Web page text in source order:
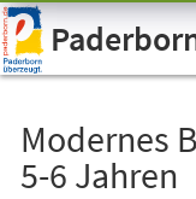
Visuelle
Assistenzsoftware
öffnen.
Modernes
5-6 Jahren